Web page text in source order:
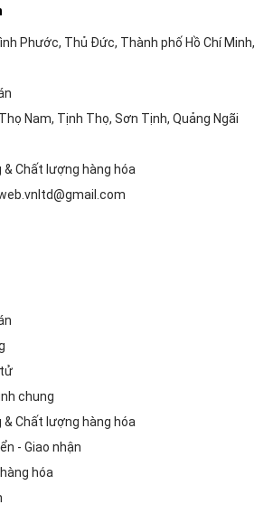
Phước, Thủ Đức, Thành phố Hồ Chí Minh,
Nam, Tịnh Thọ, Sơn Tịnh, Quảng Ngãi
Chất lượng hàng hóa
chung
Chất lượng hàng hóa
- Giao nhận
hóa